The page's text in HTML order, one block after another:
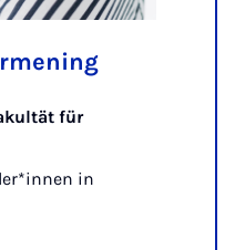
für
in